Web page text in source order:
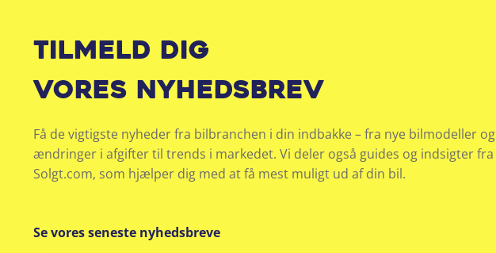
Tilmeld dig
vores nyhedsbrev
Få de vigtigste nyheder fra bilbranchen i din indbakke – fra nye bilmodeller og
ændringer i afgifter til trends i markedet. Vi deler også guides og indsigter fra
Solgt.com, som hjælper dig med at få mest muligt ud af din bil.
Se vores seneste nyhedsbreve